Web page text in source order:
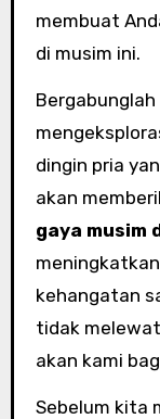
membuat
di musim ini.
dingin pria
akan
gaya musim
kehangatan
tidak
akan kami
Sebelum kita